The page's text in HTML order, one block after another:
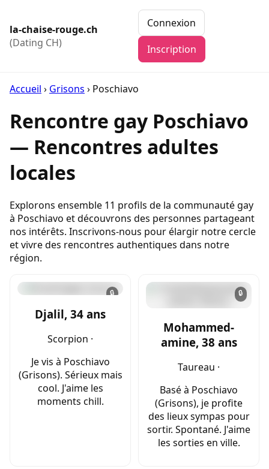
la-chaise-rouge.ch
(Dating CH)
Connexion
Inscription
Accueil › Grisons › Poschiavo
Rencontre gay Poschiavo
— Rencontres adultes
locales
Explorons ensemble 11 profils de la communauté gay
à Poschiavo et découvrons des personnes partageant
nos intérêts. Inscrivons-nous pour élargir notre cercle
et vivre des rencontres authentiques dans notre
région.
🔒
Djalil, 34 ans
Scorpion ·
Je vis à Poschiavo
(Grisons). Sérieux mais
cool. J'aime les
moments chill.
🔒
Mohammed-
amine, 38 ans
Taureau ·
Basé à Poschiavo
(Grisons), je profite
des lieux sympas pour
sortir. Spontané. J'aime
les sorties en ville.